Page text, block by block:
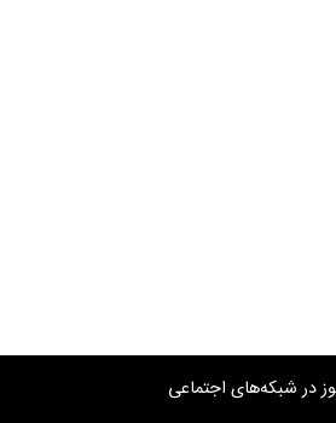
در شبکه‌های اجتماعی